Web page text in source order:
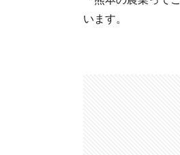
います。